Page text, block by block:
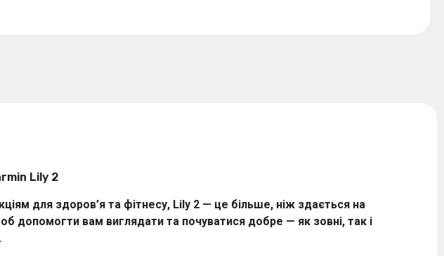
Lily 2
для здоров’я та фітнесу, Lily 2 — це більше, ніж здається на
допомогти вам виглядати та почуватися добре — як зовні, так і